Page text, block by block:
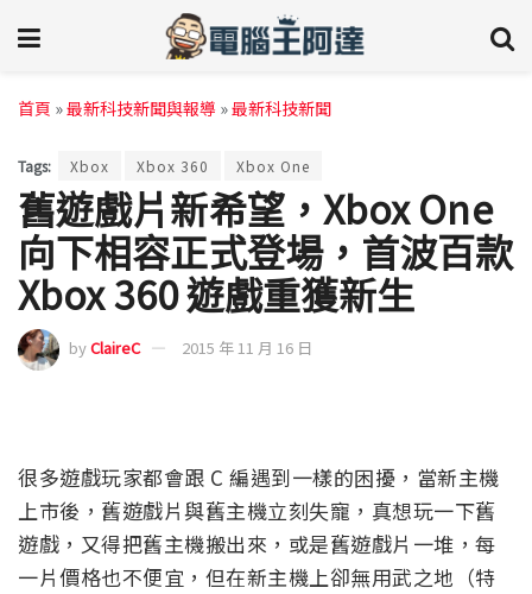
首頁 »最新科技新聞與報導 »最新科技新聞
Tags: Xbox Xbox 360 Xbox One
舊遊戲片新希望，Xbox One
向下相容正式登場，首波百款
Xbox 360 遊戲重獲新生
byClaireC 2015 年 11 月 16 日
很多遊戲玩家都會跟 C 編遇到一樣的困擾，當新主機
上市後，舊遊戲片與舊主機立刻失寵，真想玩一下舊
遊戲，又得把舊主機搬出來，或是舊遊戲片一堆，每
一片價格也不便宜，但在新主機上卻無用武之地（特